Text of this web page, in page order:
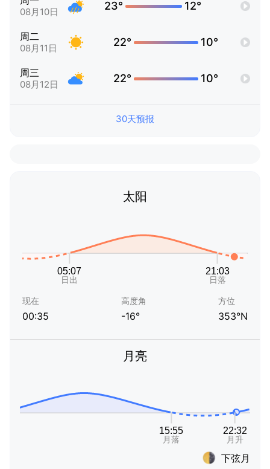
08月10日 23° 12°
周二
08月11日 22° 10°
周三
08月12日 22° 10°
30天预报
太阳
现在
00:35
高度角
-16°
方位
353°N
月亮
下弦月